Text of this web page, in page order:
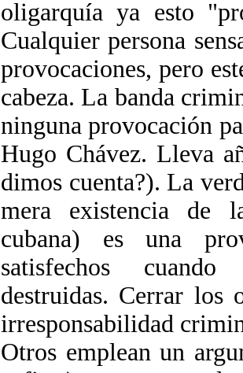
oligarquía ya esto
Cualquier persona
provocaciones, pero
cabeza. La banda
ninguna provocación
Hugo Chávez. Lleva
dimos cuenta?). La
mera existencia de
cubana) es una
satisfechos
destruidas. Cerrar los
irresponsabilidad
Otros emplean un